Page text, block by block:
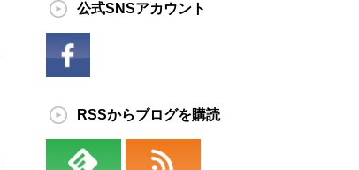
公式SNSアカウント
RSSからブログを購読